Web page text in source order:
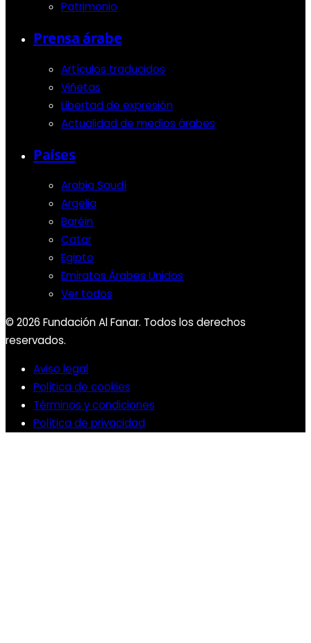
Patrimonio
Prensa árabe
Artículos traducidos
Viñetas
Libertad de expresión
Actualidad de medios árabes
Países
Arabia Saudí
Argelia
Baréin
Catar
Egipto
Emiratos Árabes Unidos
Ver todos
© 2026 Fundación Al Fanar. Todos los derechos
reservados.
Aviso legal
Política de cookies
Términos y condiciones
Política de privacidad